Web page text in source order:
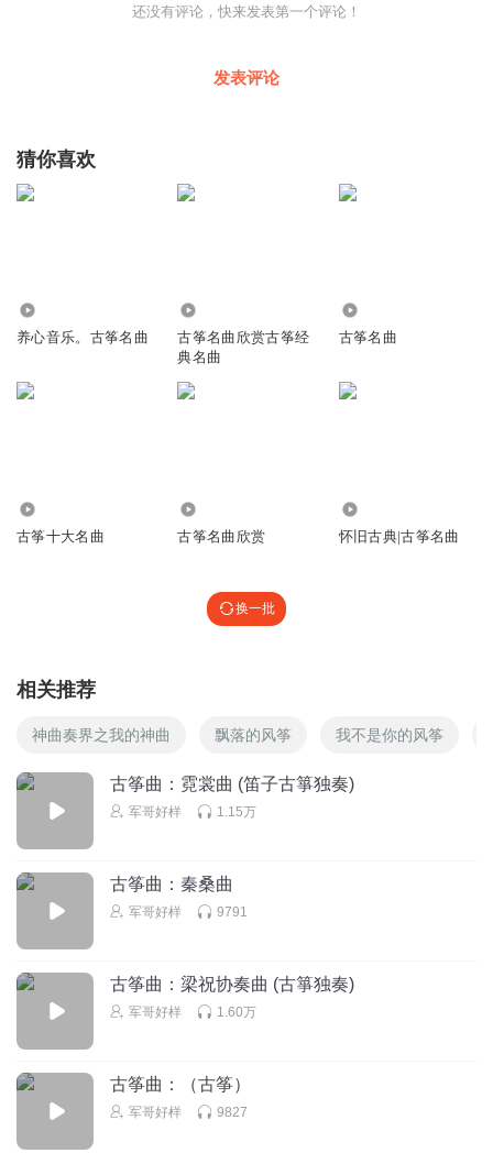
还没有评论，快来发表第一个评论！
发表评论
猜你喜欢
养心音乐。古筝名曲
古筝名曲欣赏古筝经
典名曲
古筝名曲
古筝十大名曲 古筝名曲欣赏 怀旧古典|古筝名曲
换一批
相关推荐
神曲奏界之我的神曲 飘落的风筝 我不是你的风筝
古筝曲：霓裳曲 (笛子古箏独奏)
军哥好样 1.15万
古筝曲：秦桑曲
军哥好样 9791
古筝曲：梁祝协奏曲 (古箏独奏)
军哥好样 1.60万
古筝曲：（古筝）
军哥好样 9827